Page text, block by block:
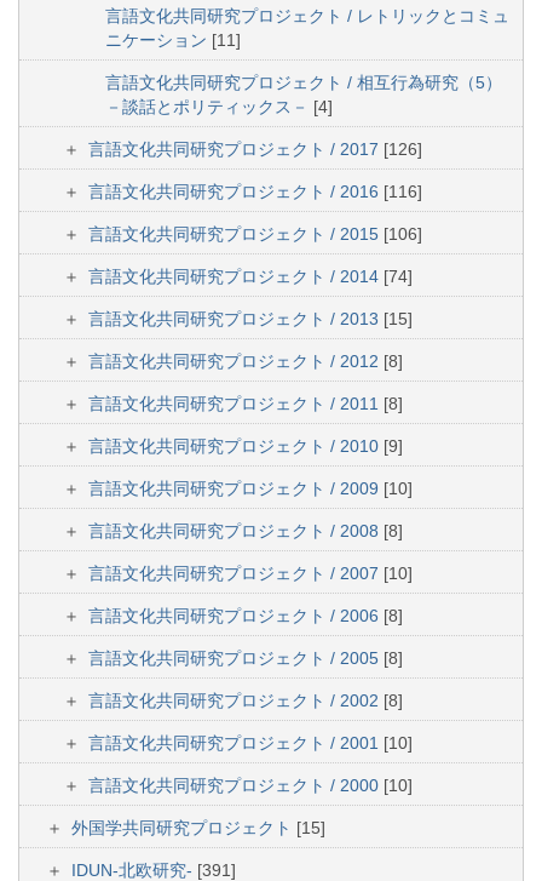
言語文化共同研究プロジェクト / レトリックとコミュ
ニケーション [11]
言語文化共同研究プロジェクト / 相互行為研究（5）
－談話とポリティックス－ [4]
言語文化共同研究プロジェクト / 2017 [126]
言語文化共同研究プロジェクト / 2016 [116]
言語文化共同研究プロジェクト / 2015 [106]
言語文化共同研究プロジェクト / 2014 [74]
言語文化共同研究プロジェクト / 2013 [15]
言語文化共同研究プロジェクト / 2012 [8]
言語文化共同研究プロジェクト / 2011 [8]
言語文化共同研究プロジェクト / 2010 [9]
言語文化共同研究プロジェクト / 2009 [10]
言語文化共同研究プロジェクト / 2008 [8]
言語文化共同研究プロジェクト / 2007 [10]
言語文化共同研究プロジェクト / 2006 [8]
言語文化共同研究プロジェクト / 2005 [8]
言語文化共同研究プロジェクト / 2002 [8]
言語文化共同研究プロジェクト / 2001 [10]
言語文化共同研究プロジェクト / 2000 [10]
外国学共同研究プロジェクト [15]
IDUN-北欧研究- [391]